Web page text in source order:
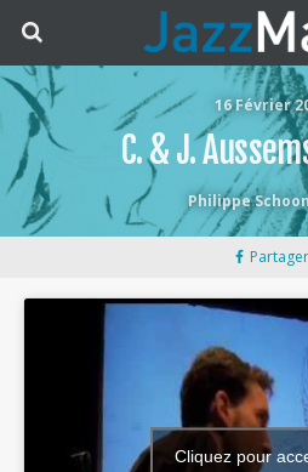
16 Février
C. & J.
Philippe
Partager
Cliquez pour